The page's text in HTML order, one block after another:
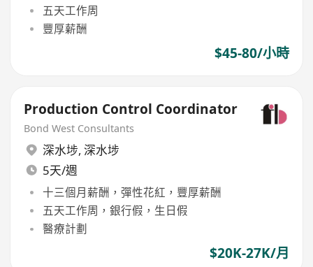
五天工作周
豐厚薪酬
$45-80/小時
Production Control Coordinator
Bond West Consultants
深水埗, 深水埗
5天/週
十三個月薪酬，彈性花紅，豐厚薪酬
五天工作周，銀行假，生日假
醫療計劃
$20K-27K/月